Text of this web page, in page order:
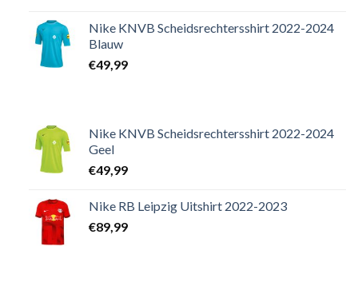
Nike KNVB Scheidsrechtersshirt 2022-2024
Blauw
€49,99
Nike KNVB Scheidsrechtersshirt 2022-2024
Geel
€49,99
Nike RB Leipzig Uitshirt 2022-2023
€89,99